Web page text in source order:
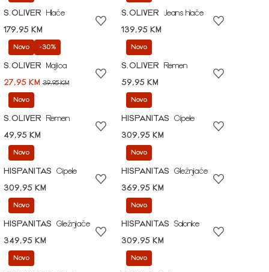
S.OLIVER
Hlače
179,95 KM
S.OLIVER
Jeans hlače
139,95 KM
Novo -30%
S.OLIVER
Majica
27,95 KM 39,95 KM
Novo
S.OLIVER
Remen
59,95 KM
Novo
S.OLIVER
Remen
49,95 KM
Novo
HISPANITAS
Cipele
309,95 KM
Novo
HISPANITAS
Cipele
309,95 KM
Novo
HISPANITAS
Gležnjače
369,95 KM
Novo
HISPANITAS
Gležnjače
349,95 KM
Novo
HISPANITAS
Salonke
309,95 KM
Novo Novo